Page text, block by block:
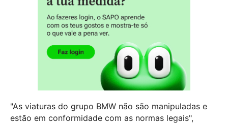
"As viaturas do grupo BMW não são manipuladas e
estão em conformidade com as normas legais",